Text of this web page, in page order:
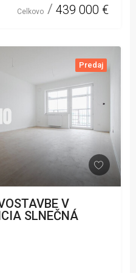
Celkovo 439 000 €
Predaj
V
SLNEČNÁ